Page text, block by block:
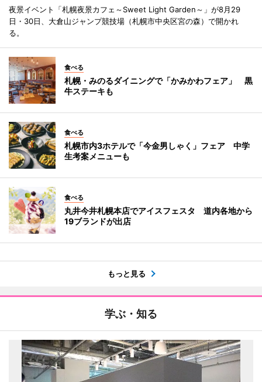
夜景イベント「札幌夜景カフェ～Sweet Light Garden～」が8月29
日・30日、大倉山ジャンプ競技場（札幌市中央区宮の森）で開かれ
る。
食べる
札幌・みのるダイニングで「かみかわフェア」 黒
牛ステーキも
食べる
札幌市内3ホテルで「今金男しゃく」フェア 中学
生考案メニューも
食べる
丸井今井札幌本店でアイスフェスタ 道内各地から
19ブランドが出店
もっと見る
学ぶ・知る